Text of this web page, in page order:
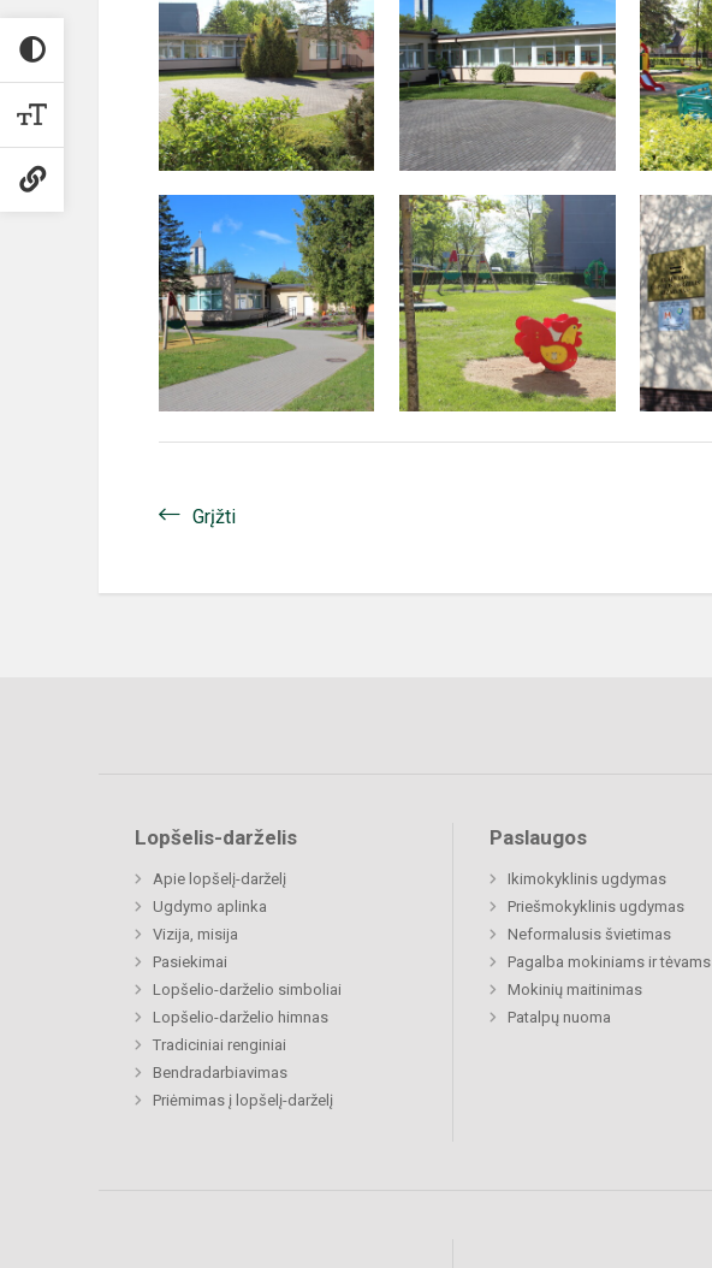
Grįžti
Lopšelis-darželis
Apie lopšelį-darželį
Ugdymo aplinka
Vizija, misija
Pasiekimai
Lopšelio-darželio simboliai
Lopšelio-darželio himnas
Tradiciniai renginiai
Bendradarbiavimas
Priėmimas į lopšelį-darželį
Paslaugos
Ikimokyklinis ugdymas
Priešmokyklinis ugdymas
Neformalusis švietimas
Pagalba mokiniams ir tėvams
Mokinių maitinimas
Patalpų nuoma